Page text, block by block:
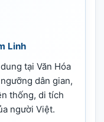
Linh
tại Văn Hóa
dân gian,
thống, di tích
người Việt.